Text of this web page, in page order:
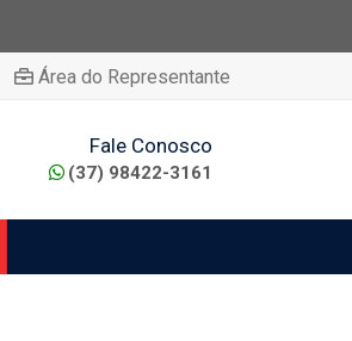
Área do Representante
Fale Conosco
(37) 98422-3161